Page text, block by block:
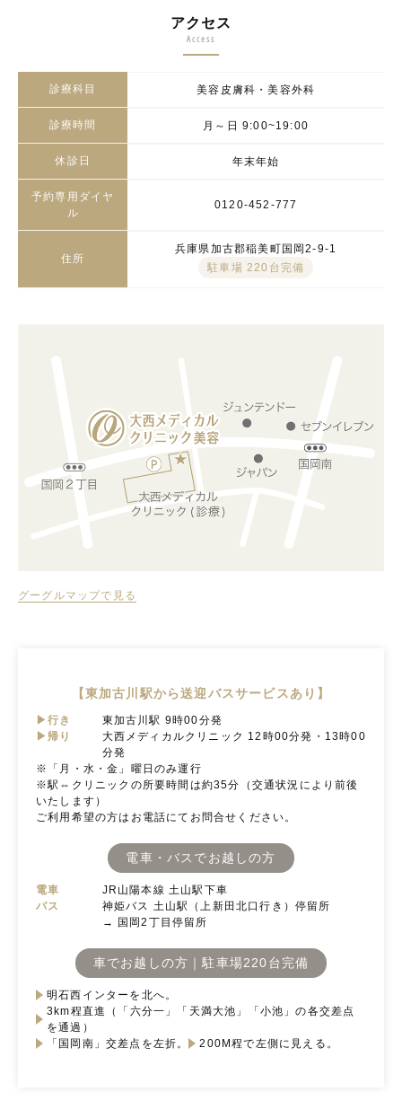
アクセス
Access
診療科目 美容皮膚科・美容外科
診療時間 月～日 9:00~19:00
休診日 年末年始
予約専用ダイヤ
ル
0120-452-777
住所
兵庫県加古郡稲美町国岡2-9-1
駐車場 220台完備
グーグルマップで見る
【東加古川駅から送迎バスサービスあり】
▶行き
東加古川駅 9時00分発
▶帰り
大西メディカルクリニック 12時00分発・13時00
分発
※「月・水・金」曜日のみ運行
※駅⇔クリニックの所要時間は約35分（交通状況により前後
いたします）
ご利用希望の方はお電話にてお問合せください。
電車・バスでお越しの方
電車
JR山陽本線 土山駅下車
バス
神姫バス 土山駅（上新田北口行き）停留所
→ 国岡2丁目停留所
車でお越しの方｜駐車場220台完備
明石西インターを北へ。
3km程直進（「六分一」「天満大池」「小池」の各交差点
を通過）
「国岡南」交差点を左折。
200M程で左側に見える。